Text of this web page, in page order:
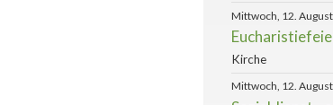
Mittwoch, 12.
Kirche
Mittwoch, 12.